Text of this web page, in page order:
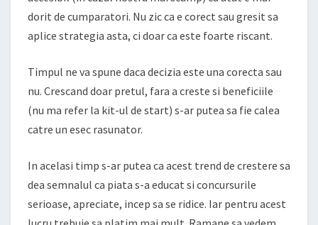
dorit de cumparatori. Nu zic ca e corect sau gresit sa
aplice strategia asta, ci doar ca este foarte riscant.
Timpul ne va spune daca decizia este una corecta sau
nu. Crescand doar pretul, fara a creste si beneficiile
(nu ma refer la kit-ul de start) s-ar putea sa fie calea
catre un esec rasunator.
In acelasi timp s-ar putea ca acest trend de crestere sa
dea semnalul ca piata s-a educat si concursurile
serioase, apreciate, incep sa se ridice. Iar pentru acest